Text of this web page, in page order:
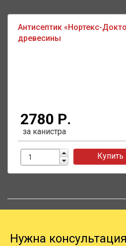
Антисептик «Нортекс-
древесины
2780 Р.
за канистра
Купить
Нужна